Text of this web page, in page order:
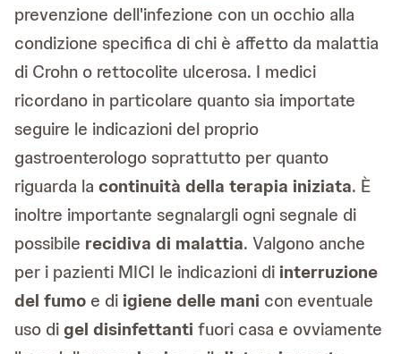
prevenzione dell'infezione con un occhio alla
condizione specifica di chi è affetto da malattia
di Crohn o rettocolite ulcerosa. I medici
ricordano in particolare quanto sia importate
seguire le indicazioni del proprio
gastroenterologo soprattutto per quanto
riguarda la continuità della terapia iniziata. È
inoltre importante segnalargli ogni segnale di
possibile recidiva di malattia. Valgono anche
per i pazienti MICI le indicazioni diinterruzione
del fumo e diigiene delle mani con eventuale
uso digel disinfettanti fuori casa e ovviamente